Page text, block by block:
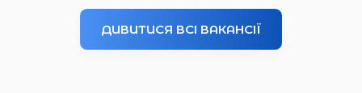
ДИВИТИСЯ ВСІ ВАКАНСІЇ